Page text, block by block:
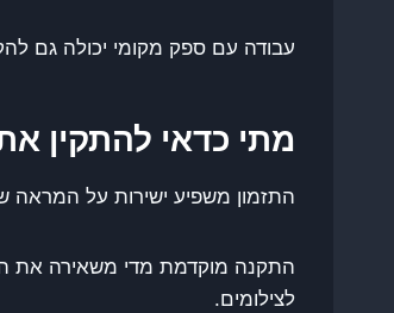
עבודה עם ספק מקומי יכולה גם
מתי כדאי להתקין
התזמון משפיע ישירות על המראה
התקנה מוקדמת מדי משאירה את
לצילומים.